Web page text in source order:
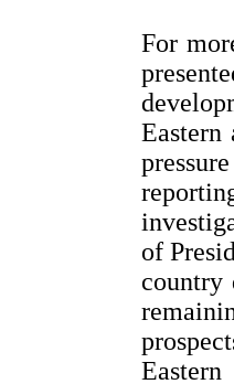
For
Eastern
of
country